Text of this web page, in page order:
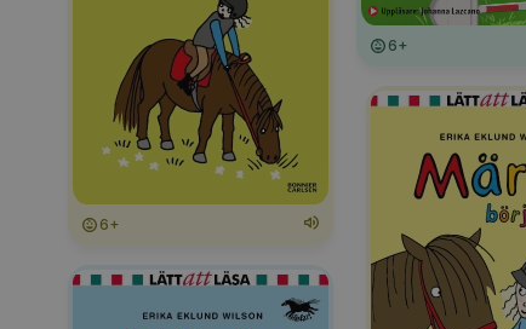
6+
6+